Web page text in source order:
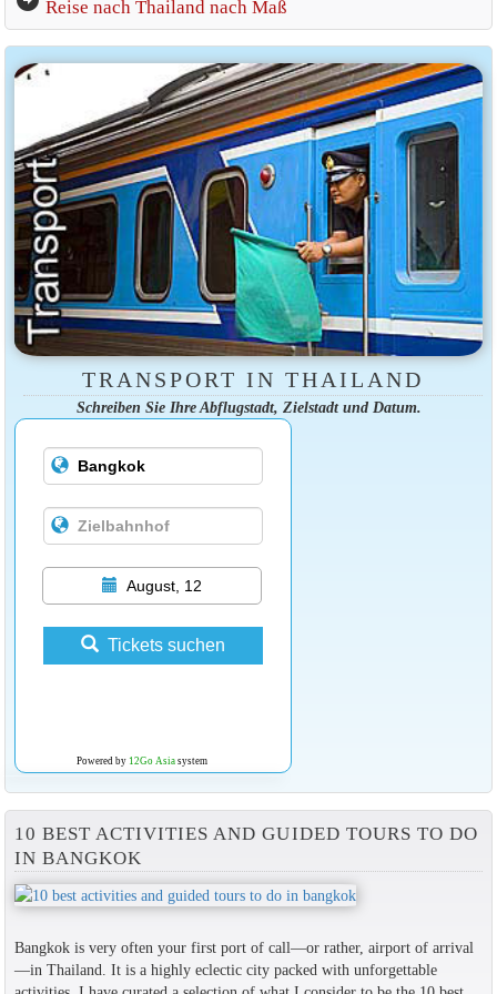
Reise nach Thailand nach Maß
TRANSPORT IN THAILAND
Schreiben Sie Ihre Abflugstadt, Zielstadt und Datum.
August, 12
Tickets suchen
Powered by 12Go Asiasystem
10 BEST ACTIVITIES AND GUIDED TOURS TO DO
IN BANGKOK
Bangkok is very often your first port of call—or rather, airport of arrival
—in Thailand. It is a highly eclectic city packed with unforgettable